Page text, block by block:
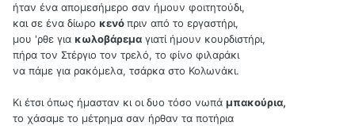
ήταν ένα απομεσήμερο σαν ήμουν φοιτητούδι,
και σε ένα δίωρο κενόπριν από το εργαστήρι,
μου 'ρθε για κωλοβάρεμα γιατί ήμουν κουρδιστήρι,
πήρα τον Στέργιο τον τρελό, το φίνο φιλαράκι
να πάμε για ρακόμελα, τσάρκα στο Κολωνάκι.
Κι έτσι όπως ήμασταν κι οι δυο τόσο νωπά μπακούρια,
το χάσαμε το μέτρημα σαν ήρθαν τα ποτήρια